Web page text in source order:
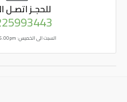
للحجـزاتصـل
السبت الى الخميس: 9.00am - 5.00pm